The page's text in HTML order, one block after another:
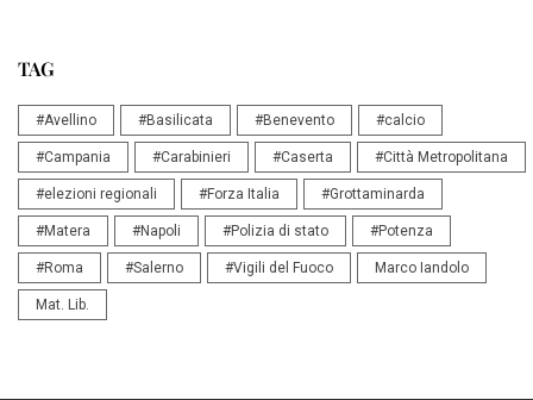
TAG
#Avellino #Basilicata #Benevento #calcio
#Campania #Carabinieri #Caserta #Città Metropolitana
#elezioni regionali #Forza Italia #Grottaminarda
#Matera #Napoli #Polizia di stato #Potenza
#Roma #Salerno #Vigili del Fuoco Marco Iandolo
Mat. Lib.